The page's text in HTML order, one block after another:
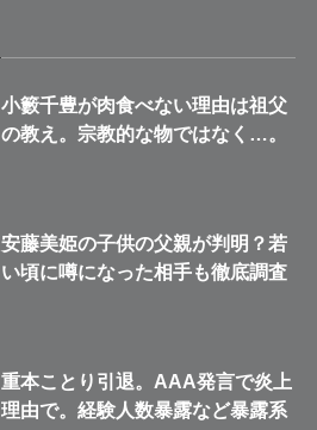
小籔千豊が肉食べない理由は祖父
の教え。宗教的な物ではなく…。
安藤美姫の子供の父親が判明？若
い頃に噂になった相手も徹底調査
重本ことり引退。AAA発言で炎上
理由で。経験人数暴露など暴露系